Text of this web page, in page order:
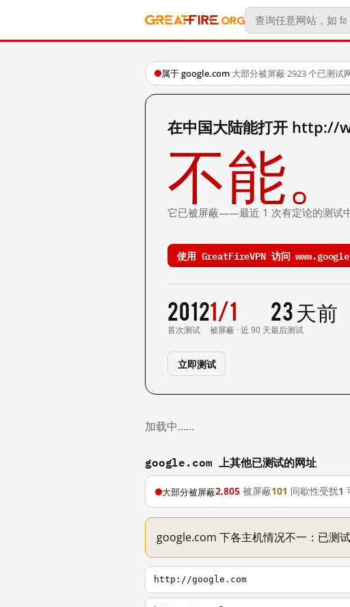
属于 google.com·大部分被屏蔽·2923 个已测试
在中国大陆能打开 http://
不能。
它已被屏蔽——最近 1 次有定论的测试
使用 GreatFireVPN 访问
2012
首次测试
1/1
被屏蔽 · 近 90 天
23 天前
最后测试
立即测试
加载中……
google.com 上其他已测试的网址
大部分被屏蔽2,805 被屏蔽101 间歇性受扰1
google.com 下各主机情况不一：已测
http://google.com